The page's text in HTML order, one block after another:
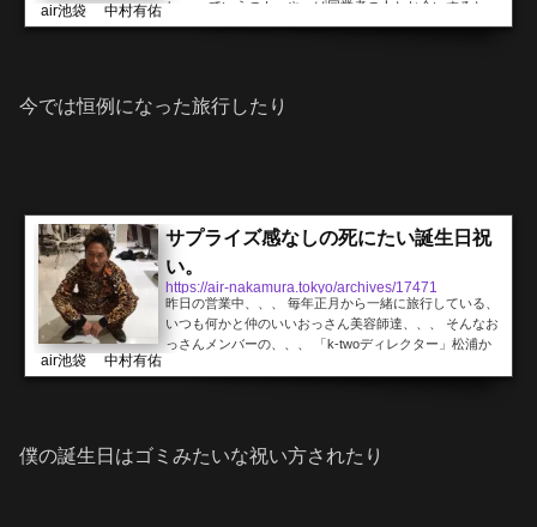
ね。 っていうのも、やっぱ同業者の人とお会いすると
「仕事の話」になることが多く、まぁ当たり前といえば
関係なしに、ただ...
air池袋 中村有佑
今では恒例になった旅行したり
サプライズ感なしの死にたい誕生日祝
い。
https://air-nakamura.tokyo/archives/17471
昨日の営業中、、、 毎年正月から一緒に旅行している、
いつも何かと仲のいいおっさん美容師達、、、 そんなお
っさんメンバーの、、、 「k-twoディレクター」松浦か
ですよね。 「それどころじゃねぇ。。。」 全く意味が分
からないままスルーかましていると、、、 「後輩をパシ
air池袋 中村有佑
僕の誕生日はゴミみたいな祝い方されたり